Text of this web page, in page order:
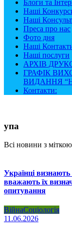
Блоги та
Наші
Наші
Преса про нас
Фото дня
Наші
Наші послуги
АРХІВ
ГРАФІК
ВИДАННЯ
Контакти:
упа
Всі новини з міткою
Українці
вважають їх
опитування
ВійнаСоціологія
11.06.2026